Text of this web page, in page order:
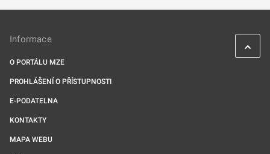
Informace
O PORTÁLU MZE
PROHLÁŠENÍ O PŘÍSTUPNOSTI
E-PODATELNA
KONTAKTY
MAPA WEBU